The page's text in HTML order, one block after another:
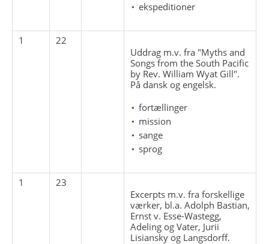
ekspeditioner
1
22
Uddrag m.v. fra "Myths and
Songs from the South Pacific
by Rev. William Wyat Gill".
På dansk og engelsk.
fortællinger
mission
sange
sprog
1
23
Excerpts m.v. fra forskellige
værker, bl.a. Adolph Bastian,
Ernst v. Esse-Wastegg,
Adeling og Vater, Jurii
Lisiansky og Langsdorff.